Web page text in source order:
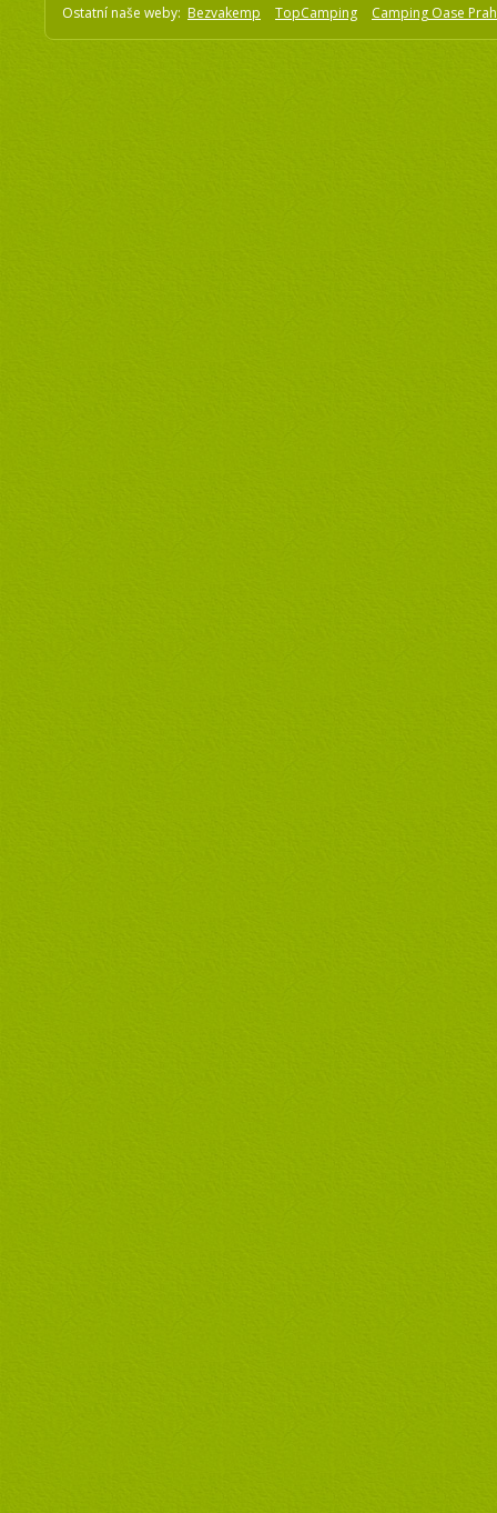
Ostatní naše weby: Bezvakemp TopCamping Camping Oase